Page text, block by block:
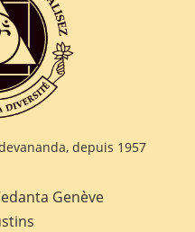
depuis 1957
Genève